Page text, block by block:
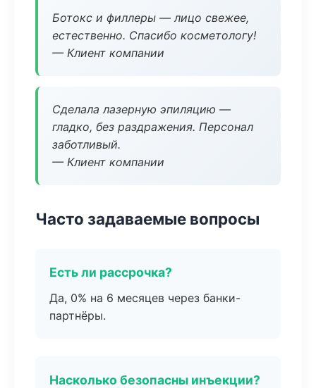
Ботокс и филлеры — лицо свежее,
естественно. Спасибо косметологу!
— Клиент компании
Сделала лазерную эпиляцию —
гладко, без раздражения. Персонал
заботливый.
— Клиент компании
Часто задаваемые вопросы
Есть ли рассрочка?
Да, 0% на 6 месяцев через банки-
партнёры.
Насколько безопасны инъекции?